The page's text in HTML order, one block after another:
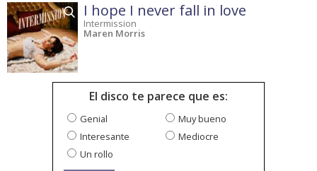
I hope I never fall in love
Intermission
Maren Morris
El disco te parece que es:
Genial
Muy bueno
Interesante
Mediocre
Un rollo